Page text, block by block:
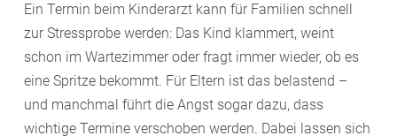
Ein Termin beim Kinderarzt kann für Familien schnell
zur Stressprobe werden: Das Kind klammert, weint
schon im Wartezimmer oder fragt immer wieder, ob es
eine Spritze bekommt. Für Eltern ist das belastend –
und manchmal führt die Angst sogar dazu, dass
wichtige Termine verschoben werden. Dabei lassen sich